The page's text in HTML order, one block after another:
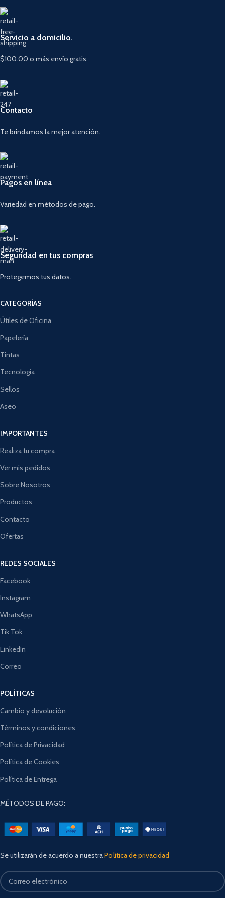
Servicio a domicilio.
$100.00 o más envío gratis.
Contacto
Te brindamos la mejor atención.
Pagos en línea
Variedad en métodos de pago.
Seguridad en tus compras
Protegemos tus datos.
CATEGORÍAS
Útiles de Oficina
Papelería
Tintas
Tecnología
Sellos
Aseo
IMPORTANTES
Realiza tu compra
Ver mis pedidos
Sobre Nosotros
Productos
Contacto
Ofertas
REDES SOCIALES
Facebook
Instagram
WhatsApp
Tik Tok
LinkedIn
Correo
POLÍTICAS
Cambio y devolución
Términos y condiciones
Política de Privacidad
Política de Cookies
Política de Entrega
MÉTODOS DE PAGO:
Se utilizarán de acuerdo a nuestraPolítica de privacidad